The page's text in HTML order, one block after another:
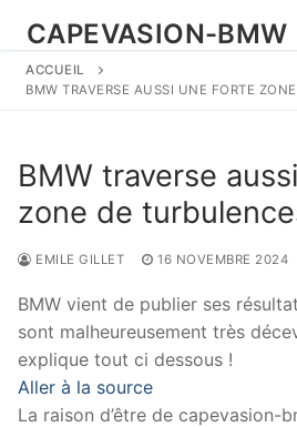
CAPEVASION-BMW
ACCUEIL
BMW TRAVERSE AUSSI UNE FORTE
BMW traverse
zone de
EMILE GILLET 16 NOVEMBRE 2024
BMW vient de publier ses
sont malheureusement très
explique tout ci dessous !
Aller à la source
La raison d’être de capevasion-